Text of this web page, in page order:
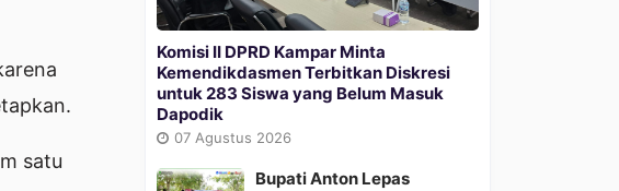
satu
Komisi II DPRD Kampar Minta
Kemendikdasmen Terbitkan Diskresi
untuk 283 Siswa yang Belum Masuk
Dapodik
07 Agustus 2026
Bupati Anton Lepas